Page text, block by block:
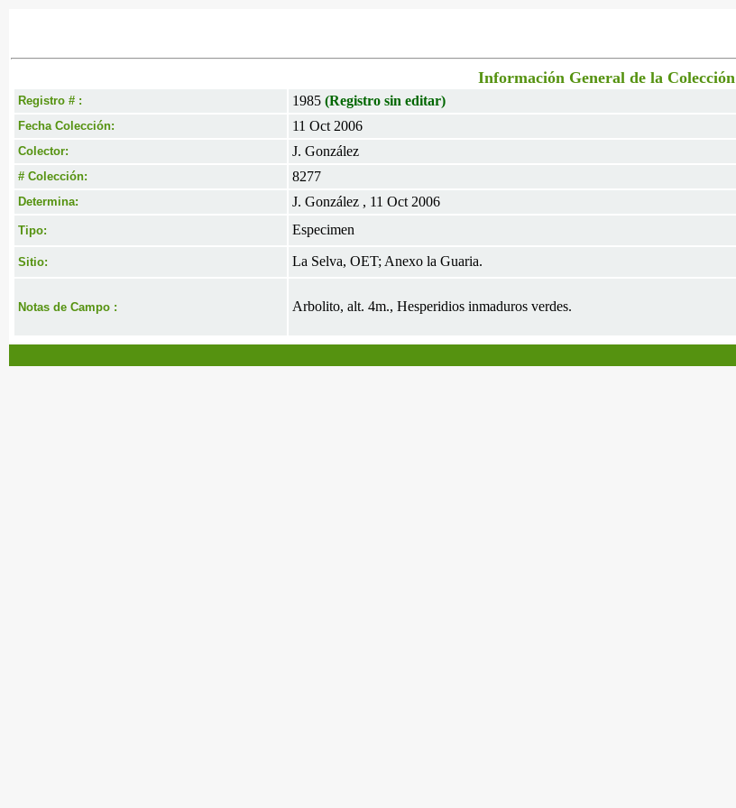
Información General de la Colección
Registro # : 1985 (Registro sin editar)
Fecha Colección: 11 Oct 2006
Colector: J. González
# Colección: 8277
Determina: J. González , 11 Oct 2006
Tipo: Especimen
Sitio: La Selva, OET; Anexo la Guaria.
Notas de Campo : Arbolito, alt. 4m., Hesperidios inmaduros verdes.